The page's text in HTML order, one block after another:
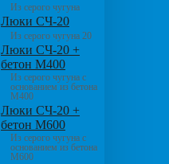
Из серого чугуна
Люки СЧ-20
Из серого чугуна 20
Люки СЧ-20 +
бетон М400
Из серого чугуна с
основанием из бетона
М400
Люки СЧ-20 +
бетон М600
Из серого чугуна с
основанием из бетона
М600